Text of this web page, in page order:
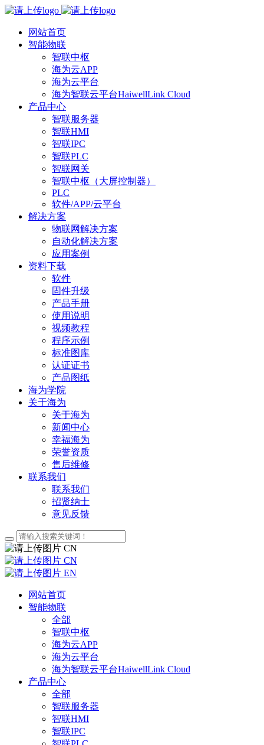
网站首页
智能物联
智联中枢
海为云APP
海为云平台
海为智联云平台HaiwellLink Cloud
产品中心
智联服务器
智联HMI
智联IPC
智联PLC
智联网关
智联中枢（大屏控制器）
PLC
软件/APP/云平台
解决方案
物联网解决方案
自动化解决方案
应用案例
资料下载
软件
固件升级
产品手册
使用说明
视频教程
程序示例
标准图库
认证证书
产品图纸
海为学院
关于海为
关于海为
新闻中心
幸福海为
荣誉资质
售后维修
联系我们
联系我们
招贤纳士
意见反馈
CN
CN
EN
网站首页
智能物联
全部
智联中枢
海为云APP
海为云平台
海为智联云平台HaiwellLink Cloud
产品中心
全部
智联服务器
智联HMI
智联IPC